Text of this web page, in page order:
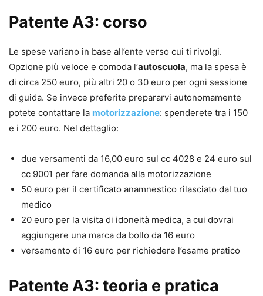
Patente A3: corso
Le spese variano in base all’ente verso cui ti rivolgi.
Opzione più veloce e comoda l’autoscuola, ma la spesa è
di circa 250 euro, più altri 20 o 30 euro per ogni sessione
di guida. Se invece preferite prepararvi autonomamente
potete contattare la motorizzazione: spenderete tra i 150
e i 200 euro. Nel dettaglio:
due versamenti da 16,00 euro sul cc 4028 e 24 euro sul
cc 9001 per fare domanda alla motorizzazione
50 euro per il certificato anamnestico rilasciato dal tuo
medico
20 euro per la visita di idoneità medica, a cui dovrai
aggiungere una marca da bollo da 16 euro
versamento di 16 euro per richiedere l’esame pratico
Patente A3: teoria e pratica